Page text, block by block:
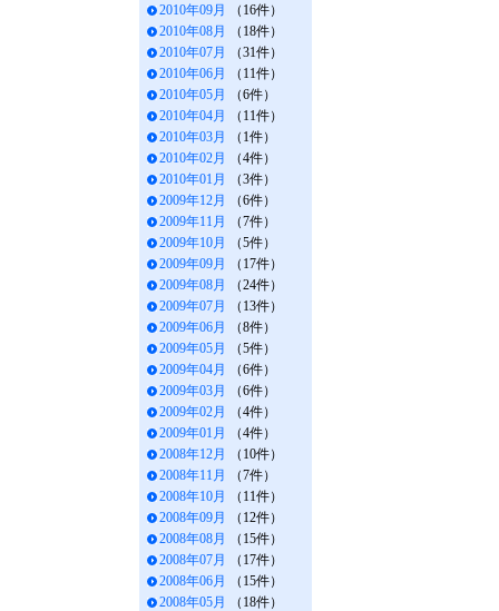
2010年09月
（16件）
2010年08月
（18件）
2010年07月
（31件）
2010年06月
（11件）
2010年05月
（6件）
2010年04月
（11件）
2010年03月
（1件）
2010年02月
（4件）
2010年01月
（3件）
2009年12月
（6件）
2009年11月
（7件）
2009年10月
（5件）
2009年09月
（17件）
2009年08月
（24件）
2009年07月
（13件）
2009年06月
（8件）
2009年05月
（5件）
2009年04月
（6件）
2009年03月
（6件）
2009年02月
（4件）
2009年01月
（4件）
2008年12月
（10件）
2008年11月
（7件）
2008年10月
（11件）
2008年09月
（12件）
2008年08月
（15件）
2008年07月
（17件）
2008年06月
（15件）
2008年05月
（18件）